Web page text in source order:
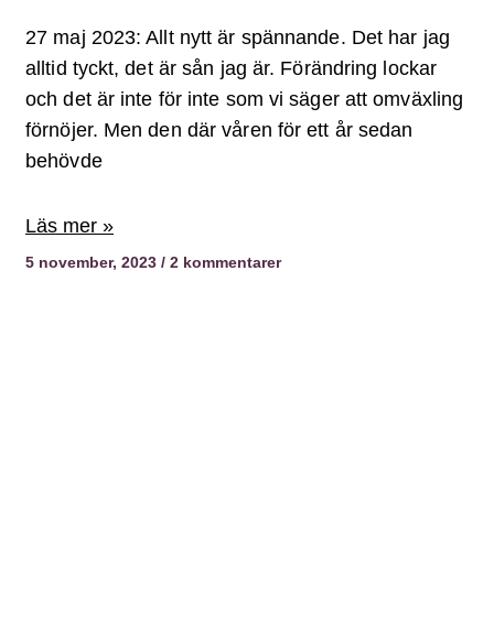
27 maj 2023: Allt nytt är spännande. Det har jag
alltid tyckt, det är sån jag är. Förändring lockar
och det är inte för inte som vi säger att omväxling
förnöjer. Men den där våren för ett år sedan
behövde
Läs mer »
5 november, 2023 2 kommentarer